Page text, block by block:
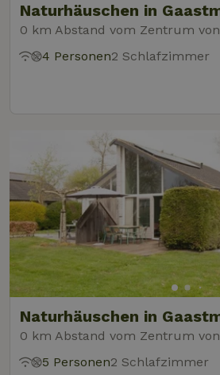
Naturhäuschen in
0 km Abstand vom Zentrum
4 Personen2 Schlafzimmer
Naturhäuschen in
0 km Abstand vom Zentrum
5 Personen2 Schlafzimmer